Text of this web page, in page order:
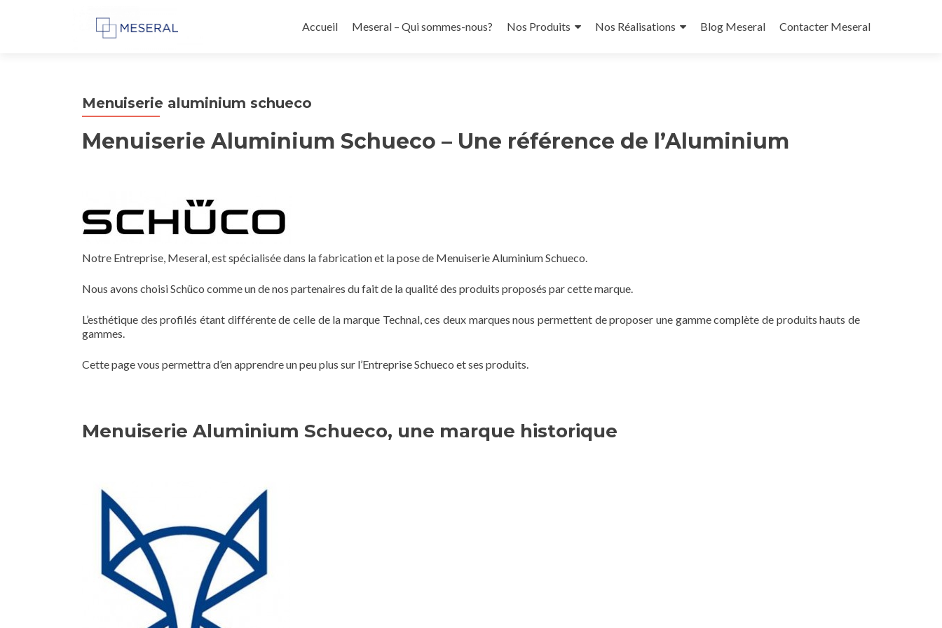
au
Accueil Meseral – Qui sommes-nous? Nos Produits Nos Réalisations Blog Meseral Contacter Meseral
Menuiserie aluminium schueco
Menuiserie Aluminium Schueco – Une référence de l’Aluminium
Notre Entreprise, Meseral, est spécialisée dans la fabrication et la pose de Menuiserie Aluminium Schueco.
Nous avons choisi Schüco comme un de nos partenaires du fait de la qualité des produits proposés par cette marque.
L’esthétique des profilés étant différente de celle de la marque Technal, ces deux marques nous permettent de proposer une gamme complète de produits hauts de
gammes.
Cette page vous permettra d’en apprendre un peu plus sur l’Entreprise Schueco et ses produits.
Menuiserie Aluminium Schueco, une marque historique